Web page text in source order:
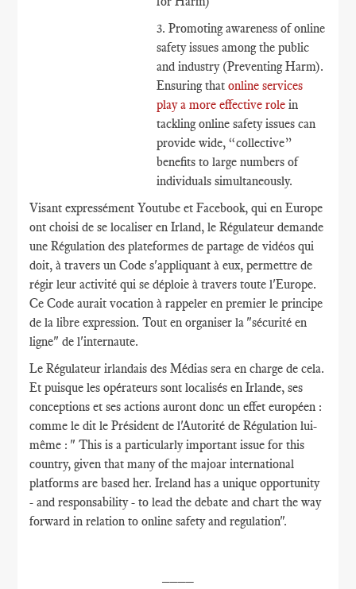
3. Promoting awareness of online
safety issues among the public
and industry (Preventing Harm).
Ensuring thatonline services
play a more effective role in
tackling online safety issues can
provide wide, “collective”
benefits to large numbers of
individuals simultaneously.
Visant expressément Youtube et Facebook, qui en Europe
ont choisi de se localiser en Irland, le Régulateur demande
une Régulation des plateformes de partage de vidéos qui
doit, à travers un Code s'appliquant à eux, permettre de
régir leur activité qui se déploie à travers toute l'Europe.
Ce Code aurait vocation à rappeler en premier le principe
de la libre expression. Tout en organiser la "sécurité en
ligne" de l'internaute.
Le Régulateur irlandais des Médias sera en charge de cela.
Et puisque les opérateurs sont localisés en Irlande, ses
conceptions et ses actions auront donc un effet européen :
comme le dit le Président de l'Autorité de Régulation lui-
même : " This is a particularly important issue for this
country, given that many of the majoar international
platforms are based her. Ireland has a unique opportunity
- and responsability - to lead the debate and chart the way
forward in relation to online safety and regulation".